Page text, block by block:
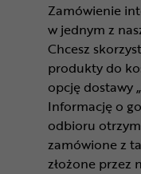
Zamówienie
w jednym z
Chcesz
produkty do
opcję dostawy
Informację o
odbioru
zamówione z
złożone przez